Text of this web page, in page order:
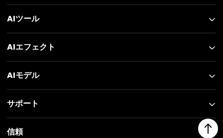
AIツール
AIエフェクト
AIモデル
サポート
信頼